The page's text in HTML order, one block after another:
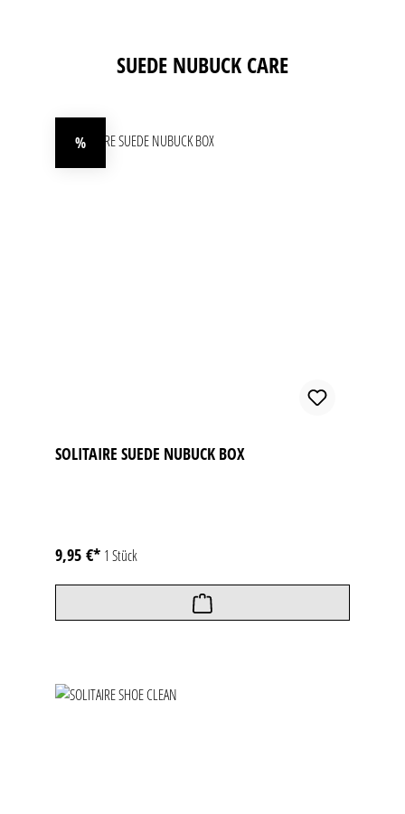
Produktgalerie überspringenSUEDE NUBUCK CARE
%
SOLITAIRE SUEDE NUBUCK BOX
9,95 €* 1 Stück